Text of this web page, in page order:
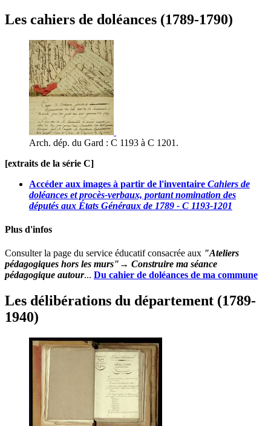
Les cahiers de doléances (1789-1790)
Arch. dép. du Gard : C 1193 à C 1201.
[extraits de la série C]
Accéder aux images à partir de l'inventaire Cahiers de
doléances et procès-verbaux, portant nomination des
députés aux États Généraux de 1789 - C 1193-1201
Plus d'infos
Consulter la page du service éducatif consacrée aux "Ateliers
pédagogiques hors les murs" → Construire ma séance
pédagogique autour... Du cahier de doléances de ma commune
Les délibérations du département (1789-
1940)